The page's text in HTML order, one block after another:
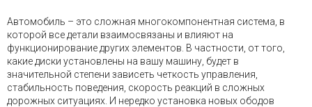
Автомобиль – это сложная многокомпонентная система, в
которой все детали взаимосвязаны и влияют на
функционирование других элементов. В частности, от того,
какие диски установлены на вашу машину, будет в
значительной степени зависеть четкость управления,
стабильность поведения, скорость реакций в сложных
дорожных ситуациях. И нередко установка новых ободов